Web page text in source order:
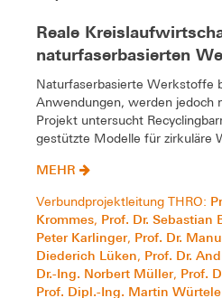
Reale
naturfaserbasierten
Naturfaserbasierte Werkstoffe
Anwendungen, werden jedoch
Projekt untersucht
gestützte Modelle für zirkuläre
MEHR
Verbundprojektleitung THRO:
Krommes, Prof. Dr. Sebastian
Peter Karlinger, Prof. Dr.
Diederich Lüken, Prof. Dr.
Dr.-Ing. Norbert Müller, Prof.
Prof. Dipl.-Ing. Martin Würtele